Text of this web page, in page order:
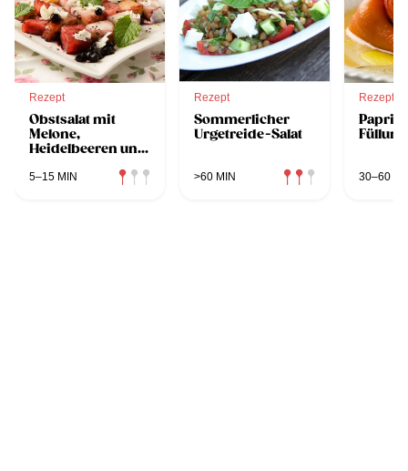
Rezept
Obstsalat mit
Melone,
Heidelbeeren und
5–15 MIN
Rezept
Sommerlicher
Urgetreide-Salat
>60 MIN
Rezept
Füllung
30–60